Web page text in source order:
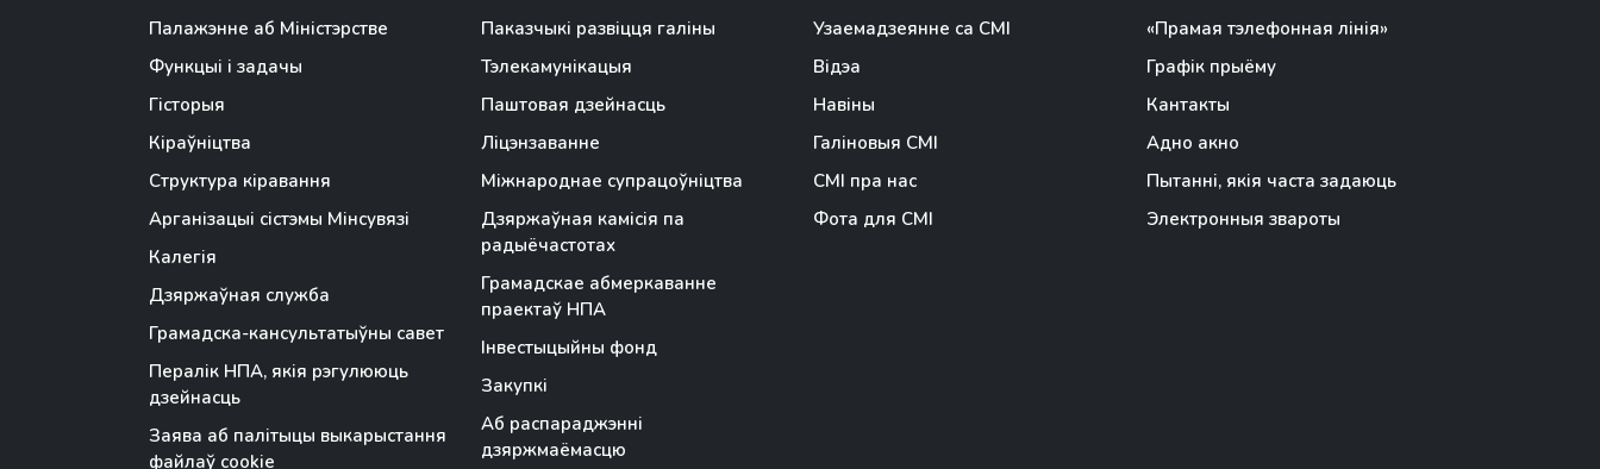
Палажэнне аб Міністэрстве
Функцыі і задачы
Гісторыя
Кіраўніцтва
Структура кіравання
Арганізацыі сістэмы Мінсувязі
Калегія
Дзяржаўная служба
Грамадска-кансультатыўны савет
Пералік НПА, якія рэгулююць
дзейнасць
Заява аб палітыцы выкарыстання
файлаў cookie
Паказчыкі развіцця галіны
Тэлекамунікацыя
Паштовая дзейнасць
Ліцэнзаванне
Міжнароднае супрацоўніцтва
Дзяржаўная камісія па
радыёчастотах
Грамадскае абмеркаванне
праектаў НПА
Інвестыцыйны фонд
Закупкі
Аб распараджэнні
дзяржмаёмасцю
Узаемадзеянне са СМІ
Відэа
Навіны
Галіновыя СМІ
СМІ пра нас
Фота для СМІ
«Прамая тэлефонная лінія»
Графік прыёму
Кантакты
Адно акно
Пытанні, якія часта задаюць
Электронныя звароты